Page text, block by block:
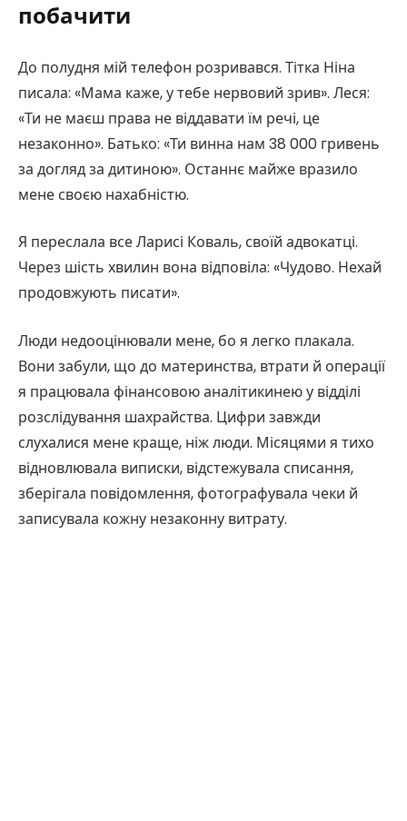
побачити
До полудня мій телефон розривався. Тітка Ніна
писала: «Мама каже, у тебе нервовий зрив». Леся:
«Ти не маєш права не віддавати їм речі, це
незаконно». Батько: «Ти винна нам 38 000 гривень
за догляд за дитиною». Останнє майже вразило
мене своєю нахабністю.
Я переслала все Ларисі Коваль, своїй адвокатці.
Через шість хвилин вона відповіла: «Чудово. Нехай
продовжують писати».
Люди недооцінювали мене, бо я легко плакала.
Вони забули, що до материнства, втрати й операції
я працювала фінансовою аналітикинею у відділі
розслідування шахрайства. Цифри завжди
слухалися мене краще, ніж люди. Місяцями я тихо
відновлювала виписки, відстежувала списання,
зберігала повідомлення, фотографувала чеки й
записувала кожну незаконну витрату.